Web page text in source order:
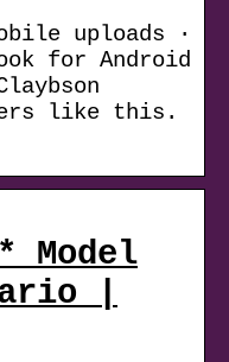
uploads ·
for Android
like this.
Model
|